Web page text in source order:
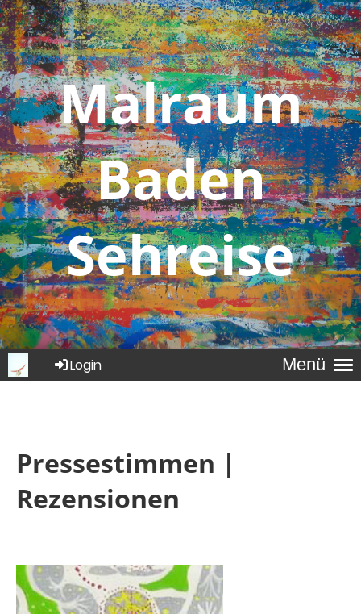
Malraum
Baden
Sehreise
Menü
Login
Pressestimmen |
Rezensionen